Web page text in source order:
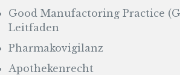
Good Manufactoring Practice
Leitfaden
Pharmakovigilanz
Apothekenrecht